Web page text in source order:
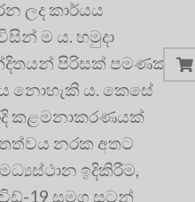
ලද කාර්යය
ම ය. හමුදා
පිරිසක් පමණක්
නොහැකි ය. කෙසේ
කළමනාකරණයක්
නරක අතට
ඉදිකිරීම,
19 සමග සටන්